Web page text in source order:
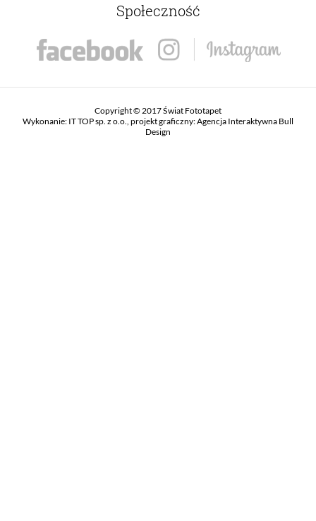
Społeczność
Copyright © 2017 Świat Fototapet
Wykonanie: IT TOP sp. z o.o. , projekt graficzny:Agencja Interaktywna Bull
Design